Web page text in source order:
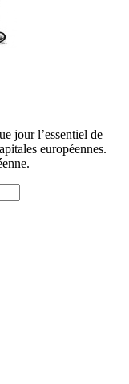
jour l’essentiel de
européennes.